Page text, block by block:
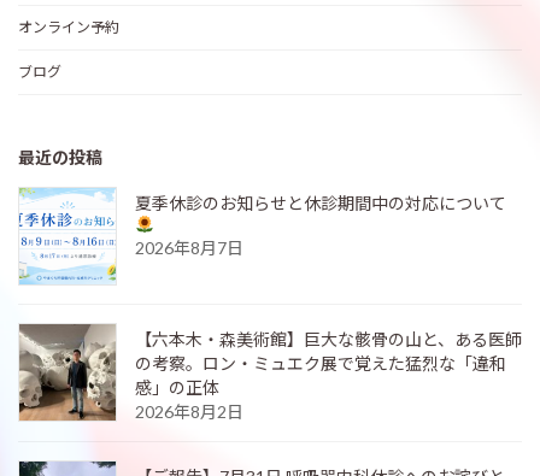
オンライン予約
ブログ
最近の投稿
夏季休診のお知らせと休診期間中の対応について
2026年8月7日
【六本木・森美術館】巨大な骸骨の山と、ある医師
の考察。ロン・ミュエク展で覚えた猛烈な「違和
感」の正体
2026年8月2日